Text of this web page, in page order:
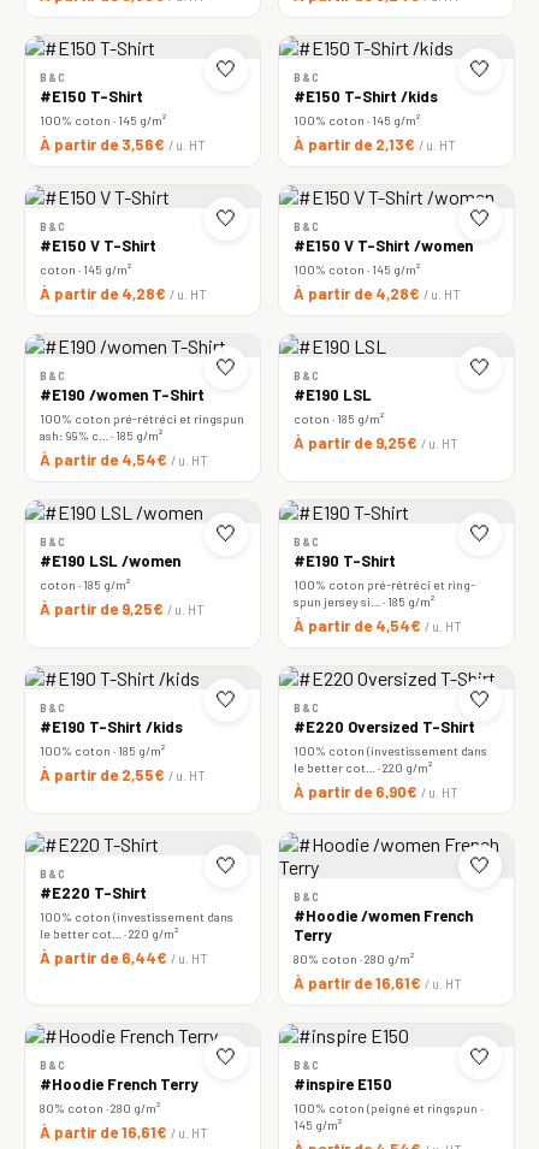
🤍
B&C
#E150 T-Shirt
100% coton · 145 g/m²
À partir de 3,56€ / u. HT
🤍
B&C
#E150 T-Shirt /kids
100% coton · 145 g/m²
À partir de 2,13€ / u. HT
🤍
B&C
#E150 V T-Shirt
coton · 145 g/m²
À partir de 4,28€ / u. HT
🤍
B&C
#E150 V T-Shirt /women
100% coton · 145 g/m²
À partir de 4,28€ / u. HT
🤍
B&C
#E190 /women T-Shirt
100% coton pré-rétréci et ringspun
ash: 99% c… · 185 g/m²
À partir de 4,54€ / u. HT
🤍
B&C
#E190 LSL
coton · 185 g/m²
À partir de 9,25€ / u. HT
🤍
B&C
#E190 LSL /women
coton · 185 g/m²
À partir de 9,25€ / u. HT
🤍
B&C
#E190 T-Shirt
100% coton pré-rétréci et ring-
spun jersey si… · 185 g/m²
À partir de 4,54€ / u. HT
🤍
B&C
#E190 T-Shirt /kids
100% coton · 185 g/m²
À partir de 2,55€ / u. HT
🤍
B&C
#E220 Oversized T-Shirt
100% coton (investissement dans
le better cot… · 220 g/m²
À partir de 6,90€ / u. HT
🤍
B&C
#E220 T-Shirt
100% coton (investissement dans
le better cot… · 220 g/m²
À partir de 6,44€ / u. HT
🤍
B&C
#Hoodie /women French
Terry
80% coton · 280 g/m²
À partir de 16,61€ / u. HT
🤍
B&C
#Hoodie French Terry
80% coton · 280 g/m²
À partir de 16,61€ / u. HT
🤍
B&C
#inspire E150
100% coton (peigné et ringspun ·
145 g/m²